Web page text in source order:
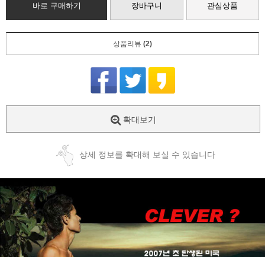
바로 구매하기 장바구니 관심상품
상품리뷰 (2)
확대보기
상세 정보를 확대해 보실 수 있습니다